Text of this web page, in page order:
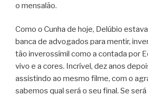
o mensalão.
Como o Cunha de hoje, Delúbio
banca de advogados para mentir,
tão inverossímil como a contada por
vivo e a cores. Incrível, dez anos
assistindo ao mesmo filme, com o
sabemos qual será o seu final. Se será